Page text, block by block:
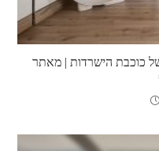
כוכבת הישרדות | מאתר